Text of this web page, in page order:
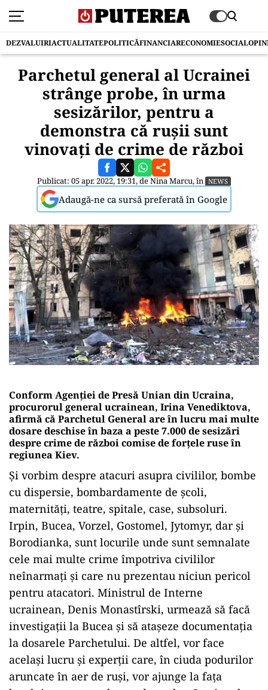
DEZVALUIRIACTUALITATEPOLITICĂFINANCIARECONOMIESOCIAL
Parchetul general al Ucrainei
strânge probe, în urma
sesizărilor, pentru a
demonstra că rușii sunt
vinovați de crime de război
Publicat: 05 apr. 2022, 19:31, deNina Marcu, în NEWS
Adaugă-ne ca sursă preferată în Google
Conform Agenției de Presă Unian din Ucraina,
procurorul general ucrainean, Irina Venediktova,
afirmă că Parchetul General are în lucru mai multe
dosare deschise în baza a peste 7.000 de sesizări
despre crime de război comise de forţele ruse în
regiunea Kiev.
Și vorbim despre atacuri asupra civililor, bombe
cu dispersie, bombardamente de școli,
maternități, teatre, spitale, case, subsoluri.
Irpin, Bucea, Vorzel, Gostomel, Jytomyr, dar și
Borodianka, sunt locurile unde sunt semnalate
cele mai multe crime împotriva civililor
neînarmați și care nu prezentau niciun pericol
pentru atacatori. Ministrul de Interne
ucrainean, Denis Monastîrski, urmează să facă
investigații la Bucea și să atașeze documentația
la dosarele Parchetului. De altfel, vor face
același lucru și experții care, în ciuda podurilor
aruncate în aer de ruși, vor ajunge la fața